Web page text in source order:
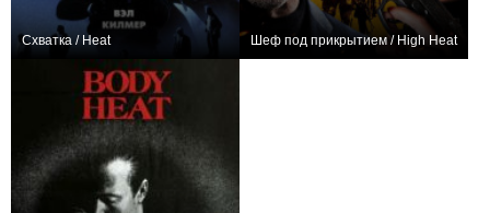
Схватка / Heat Шеф под прикрытием / High Heat